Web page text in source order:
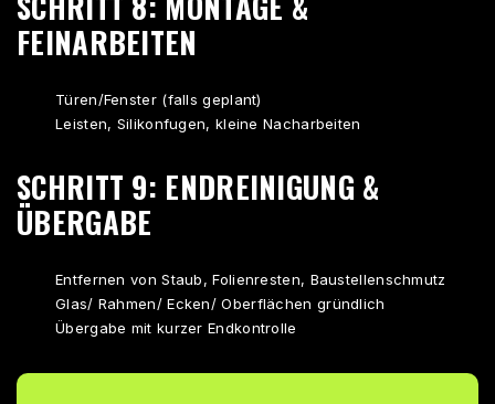
FEINARBEITEN
Türen/Fenster (falls geplant)
Leisten, Silikonfugen, kleine Nacharbeiten
SCHRITT 9: ENDREINIGUNG &
ÜBERGABE
Entfernen von Staub, Folienresten, Baustellenschmutz
Glas/ Rahmen/ Ecken/ Oberflächen gründlich
Übergabe mit kurzer Endkontrolle